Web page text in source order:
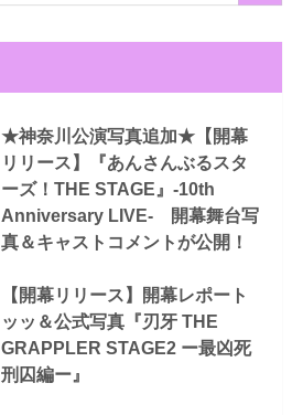
★神奈川公演写真追加★【開幕
リリース】『あんさんぶるスタ
ーズ！THE STAGE』-10th
Anniversary LIVE- 開幕舞台写
真＆キャストコメントが公開！
【開幕リリース】開幕レポート
ッッ＆公式写真『刃牙 THE
GRAPPLER STAGE2 ー最凶死
刑囚編ー』